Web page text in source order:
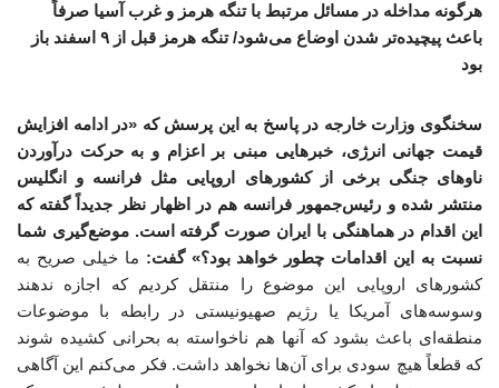
هرگونه مداخله‌ در مسائل مرتبط با تنگه هرمز و غرب آسیا صرفاً
باعث پیچیده‌تر شدن اوضاع می‌شود/ تنگه هرمز قبل از ۹ اسفند باز
بود
سخنگوی وزارت خارجه در پاسخ به این پرسش که «در ادامه افزایش
قیمت جهانی انرژی، خبرهایی مبنی بر اعزام و به حرکت درآوردن
ناوهای جنگی برخی از کشورهای اروپایی مثل فرانسه و انگلیس
منتشر شده و رئیس‌جمهور فرانسه هم در اظهار نظر جدیداً گفته که
این اقدام در هماهنگی با ایران صورت گرفته است. موضع‌گیری شما
نسبت به این اقدامات چطور خواهد بود؟» گفت: ما خیلی صریح به
کشورهای اروپایی این موضوع را منتقل کردیم که اجازه ندهند
وسوسه‌های آمریکا یا رژیم صهیونیستی در رابطه با موضوعات
منطقه‌ای باعث بشود که آنها هم ناخواسته به بحرانی کشیده شوند
که قطعاً هیچ سودی برای آن‌ها نخواهد داشت. فکر می‌کنم این آگاهی